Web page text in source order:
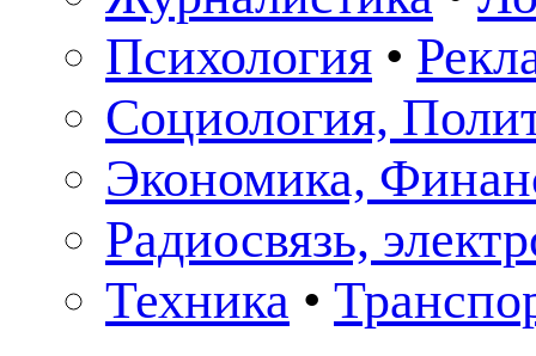
Психология •
Социология,
Экономика,
Радиосвязь,
Техника •